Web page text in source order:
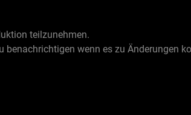
teilzunehmen.
wenn es zu Änderungen